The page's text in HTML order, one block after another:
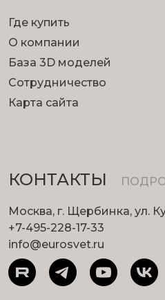
Где купить
О компании
База 3D моделей
Сотрудничество
Карта сайта
КОНТАКТЫ
Москва, г. Щербинка, ул.
+7-495-228-17-33
info@eurosvet.ru